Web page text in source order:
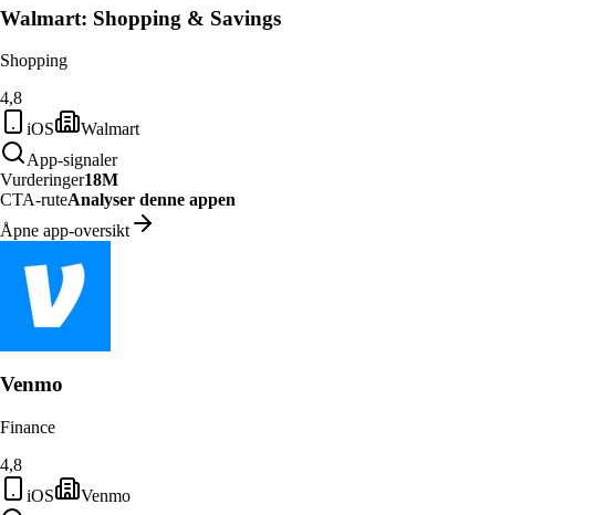
Walmart: Shopping & Savings
Shopping
4,8
iOS
Walmart
App-signaler
Vurderinger18M
CTA-ruteAnalyser denne appen
Åpne app-oversikt
Venmo
Finance
4,8
iOS
Venmo